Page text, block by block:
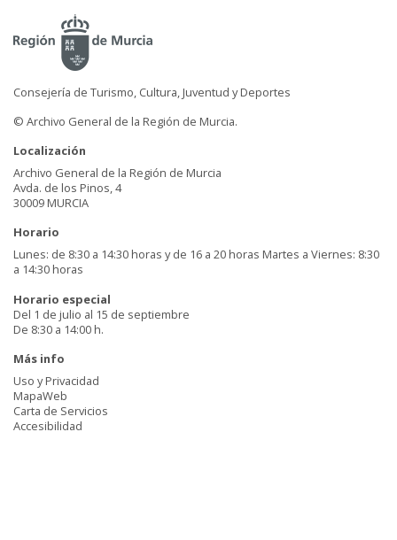
Consejería de Turismo, Cultura, Juventud y Deportes
© Archivo General de la Región de Murcia.
Localización
Archivo General de la Región de Murcia
Avda. de los Pinos, 4
30009 MURCIA
Horario
Lunes: de 8:30 a 14:30 horas y de 16 a 20 horas Martes a Viernes: 8:30
a 14:30 horas
Horario especial
Del 1 de julio al 15 de septiembre
De 8:30 a 14:00 h.
Más info
Uso y Privacidad
MapaWeb
Carta de Servicios
Accesibilidad